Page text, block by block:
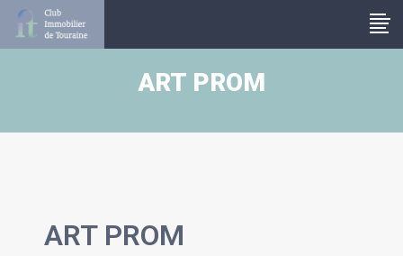
ART PROM
ART PROM
Panneau de gestion des cookies